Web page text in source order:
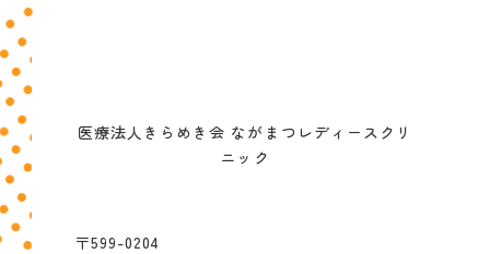
医療法人きらめき会 ながまつレディースクリ
ニック
〒599-0204